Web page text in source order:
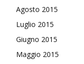
Agosto 2015
Luglio 2015
Giugno 2015
Maggio 2015